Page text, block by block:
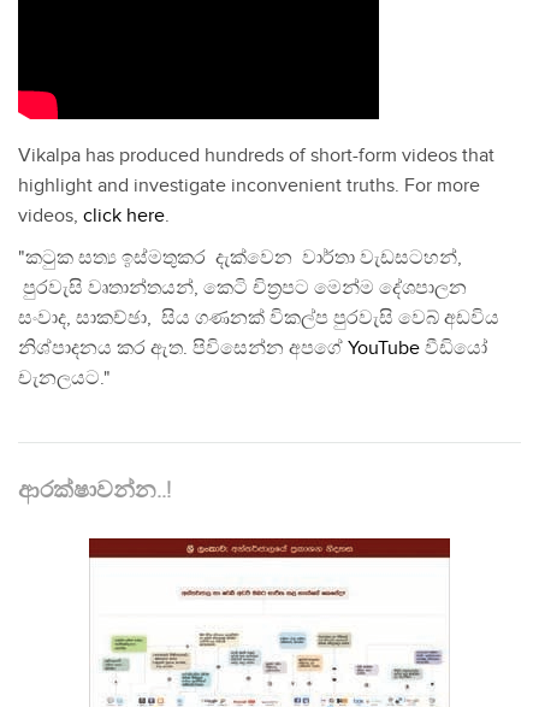
Vikalpa has produced hundreds of short-form videos that
highlight and investigate inconvenient truths. For more
videos, click here.
"කටුක සත්‍ය ඉස්මතුකර දැක්වෙන වාර්තා වැඩසටහන්,
පුරවැසි වෘතාන්තයන්, කෙටි චිත්‍රපට මෙන්ම දේශපාලන
සංවාද, සාකච්ඡා, සිය ගණනක් විකල්ප පුරවැසි වෙබ් අඩවිය
නිශ්පාදනය කර ඇත. පිවිසෙන්න අපගේ YouTube වීඩියෝ
චැනලයට."
ආරක්ෂාවන්න..!